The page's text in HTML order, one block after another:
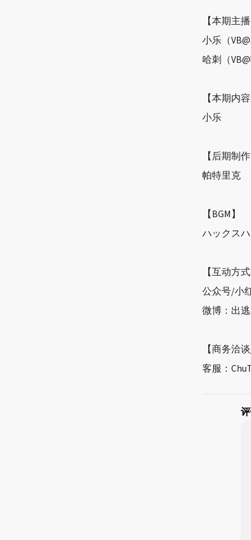
【本期主播
小乐（
哈刺（
【本期内
小乐
【后期制作
帕特里克
【BGM】
ハックス
【互动方式
公众号/小
微博：出
【商务洽
客服：